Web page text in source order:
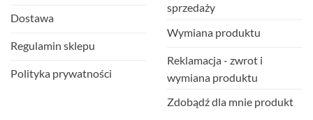
Dostawa
Regulamin sklepu
Polityka prywatności
sprzedaży
Wymiana produktu
Reklamacja - zwrot i
wymiana produktu
Zdobądź dla mnie produkt